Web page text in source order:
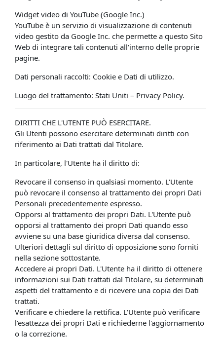
Widget video di YouTube (Google Inc.)
YouTube è un servizio di visualizzazione di contenuti
video gestito da Google Inc. che permette a questo Sito
Web di integrare tali contenuti all'interno delle proprie
pagine.
Dati personali raccolti: Cookie e Dati di utilizzo.
Luogo del trattamento: Stati Uniti – Privacy Policy.
DIRITTI CHE L'UTENTE PUÒ ESERCITARE.
Gli Utenti possono esercitare determinati diritti con
riferimento ai Dati trattati dal Titolare.
In particolare, l'Utente ha il diritto di:
Revocare il consenso in qualsiasi momento. L'Utente
può revocare il consenso al trattamento dei propri Dati
Personali precedentemente espresso.
Opporsi al trattamento dei propri Dati. L'Utente può
opporsi al trattamento dei propri Dati quando esso
avviene su una base giuridica diversa dal consenso.
Ulteriori dettagli sul diritto di opposizione sono forniti
nella sezione sottostante.
Accedere ai propri Dati. L'Utente ha il diritto di ottenere
informazioni sui Dati trattati dal Titolare, su determinati
aspetti del trattamento e di ricevere una copia dei Dati
trattati.
Verificare e chiedere la rettifica. L'Utente può verificare
l'esattezza dei propri Dati e richiederne l'aggiornamento
o la correzione.